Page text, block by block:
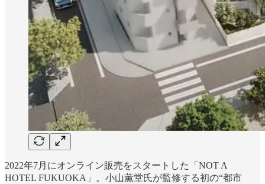
2022年7月にオンライン販売をスタートした「NOT A
HOTEL FUKUOKA」。小山薫堂氏が監修する初の“都市